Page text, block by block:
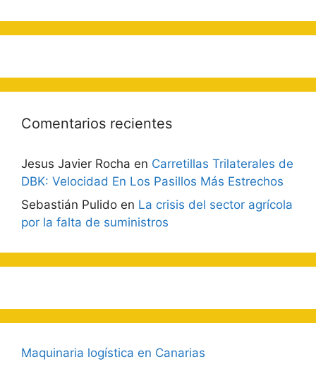
Comentarios recientes
Jesus Javier Rocha en Carretillas Trilaterales de
DBK: Velocidad En Los Pasillos Más Estrechos
Sebastián Pulido en La crisis del sector agrícola
por la falta de suministros
Maquinaria logística en Canarias